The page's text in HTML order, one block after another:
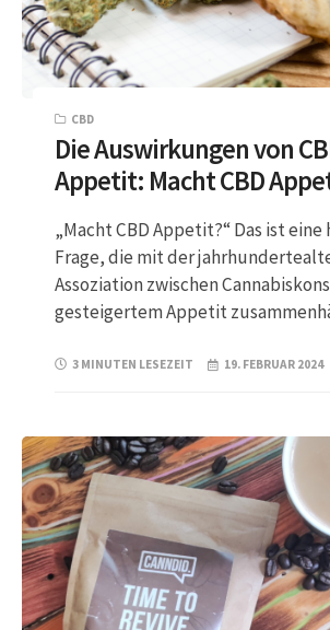
CBD
Die Auswirkungen von
Appetit: Macht CBD
„Macht CBD Appetit?“ Das ist eine
Frage, die mit der
Assoziation zwischen
gesteigertem Appetit
3 MINUTEN LESEZEIT 19. FEBRUAR 2024